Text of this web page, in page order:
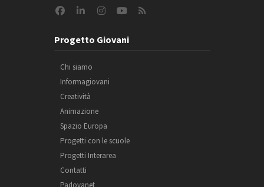
Progetto Giovani
Chi siamo
Informagiovani
Creatività
Animazione
Spazio Europa
Progetti con le scuole
Progetti Interarea
Contatti